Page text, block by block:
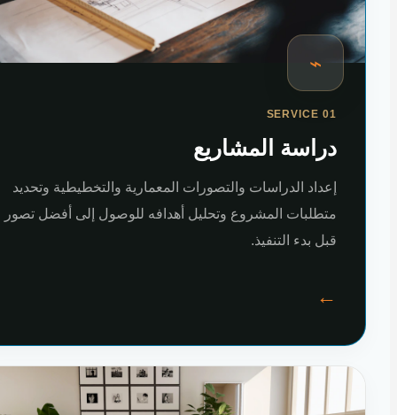
⌁
SERVICE 01
دراسة المشاريع
إعداد الدراسات والتصورات المعمارية والتخطيطية وتحديد
متطلبات المشروع وتحليل أهدافه للوصول إلى أفضل تصور
قبل بدء التنفيذ.